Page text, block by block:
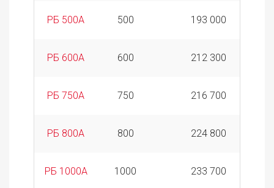
РБ 500А 500 193 000
РБ 600А 600 212 300
РБ 750А 750 216 700
РБ 800А 800 224 800
РБ 1000А 1000 233 700